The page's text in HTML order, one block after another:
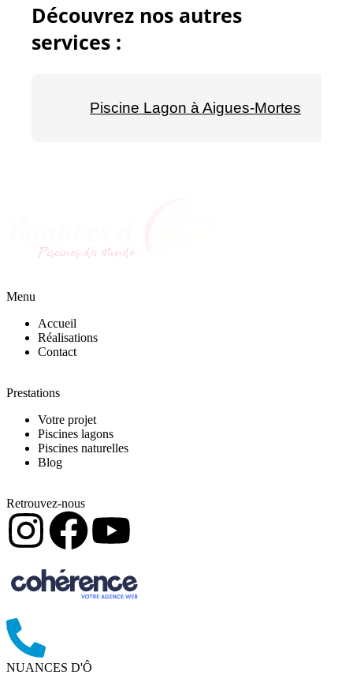
Découvrez nos autres
services :
Piscine Lagon à Aigues-Mortes
Menu
Accueil
Réalisations
Contact
Prestations
Votre projet
Piscines lagons
Piscines naturelles
Blog
Retrouvez-nous
NUANCES D'Ô